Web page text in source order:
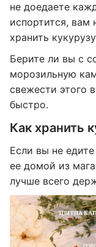
не доедаете
испортится, вам
хранить
Берите ли вы с
морозильную
свежести этого
быстро.
Как хранить
Если вы не
ее домой из
лучше всего